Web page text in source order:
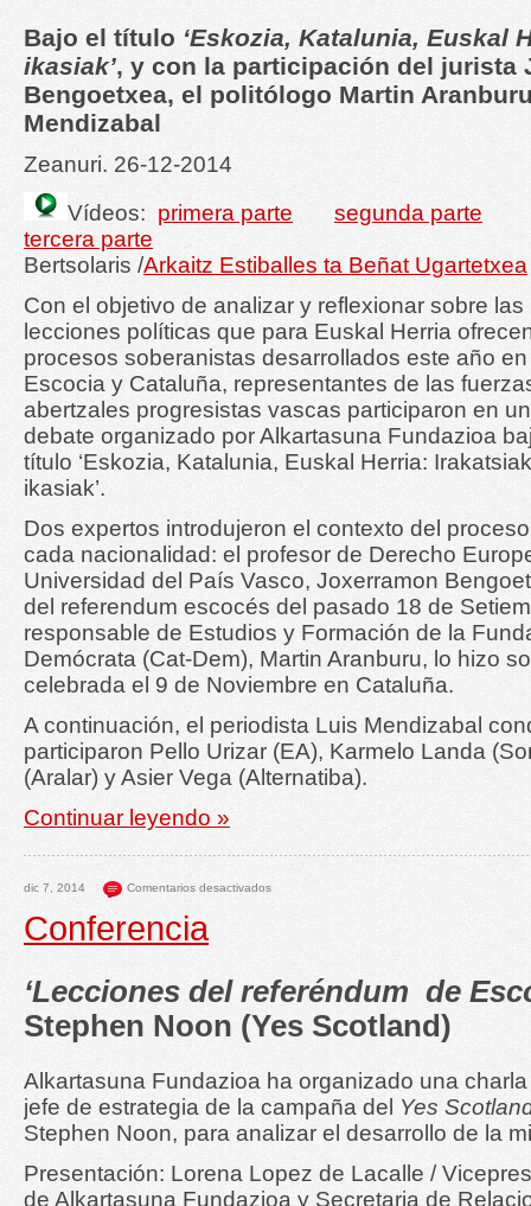
Bajo el título ‘Eskozia, Katalunia, Euskal
ikasiak’, y con la participación del jurista
Bengoetxea, el politólogo Martin
Mendizabal
Zeanuri. 26-12-2014
Vídeos: primera parte
segunda parte
tercera parte
Bertsolaris /Arkaitz Estiballes ta Beñat Ugartetxea
Con el objetivo de analizar y reflexionar sobre las
lecciones políticas que para Euskal Herria
procesos soberanistas desarrollados este año en
Escocia y Cataluña, representantes de las
abertzales progresistas vascas participaron en un
debate organizado por Alkartasuna Fundazioa
título ‘Eskozia, Katalunia, Euskal Herria: Irakatsiak
ikasiak’.
Dos expertos introdujeron el contexto del
cada nacionalidad: el profesor de Derecho
Universidad del País Vasco, Joxerramon
del referendum escocés del pasado 18 de
responsable de Estudios y Formación de la
Demócrata (Cat-Dem), Martin Aranburu, lo hizo
celebrada el 9 de Noviembre en Cataluña.
A continuación, el periodista Luis Mendizabal
participaron Pello Urizar (EA), Karmelo Landa
(Aralar) y Asier Vega (Alternatiba).
Continuar leyendo »
dic 7, 2014 Comentarios desactivados
Conferencia
‘Lecciones del referéndum de
Stephen Noon (Yes Scotland)
Alkartasuna Fundazioa ha organizado una
jefe de estrategia de la campaña del Yes
Stephen Noon, para analizar el desarrollo de la
Presentación: Lorena Lopez de Lacalle /
de Alkartasuna Fundazioa y Secretaria de